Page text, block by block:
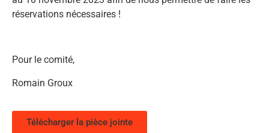
réservations nécessaires !
Pour le comité,
Romain Groux
Télécharger la pièce jointe